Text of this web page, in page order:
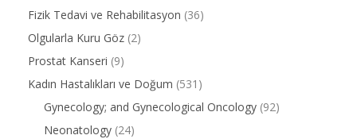
Fizik Tedavi ve Rehabilitasyon (36)
Olgularla Kuru Göz (2)
Prostat Kanseri (9)
Kadın Hastalıkları ve Doğum (531)
Gynecology; and Gynecological Oncology (92)
Neonatology (24)